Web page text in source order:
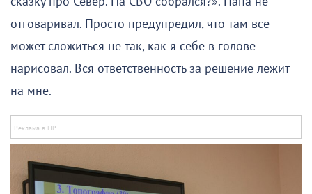
отговаривал. Просто предупредил, что там все
может сложиться не так, как я себе в голове
нарисовал. Вся ответственность за решение лежит
на мне.